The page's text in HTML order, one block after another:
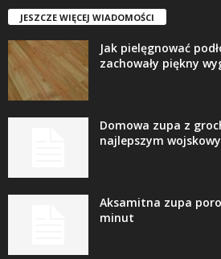
JESZCZE WIĘCEJ WIADOMOŚCI
Jak pielęgnować
zachowały piękny
Domowa zupa z
najlepszym
Aksamitna zupa
minut